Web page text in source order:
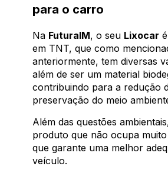
para o carro
Na FuturaIM, o seu Lixocar
em TNT, que como
anteriormente, tem diversas
além de ser um material
contribuindo para a redução
preservação do meio
Além das questões
produto que não ocupa
que garante uma melhor
veículo.